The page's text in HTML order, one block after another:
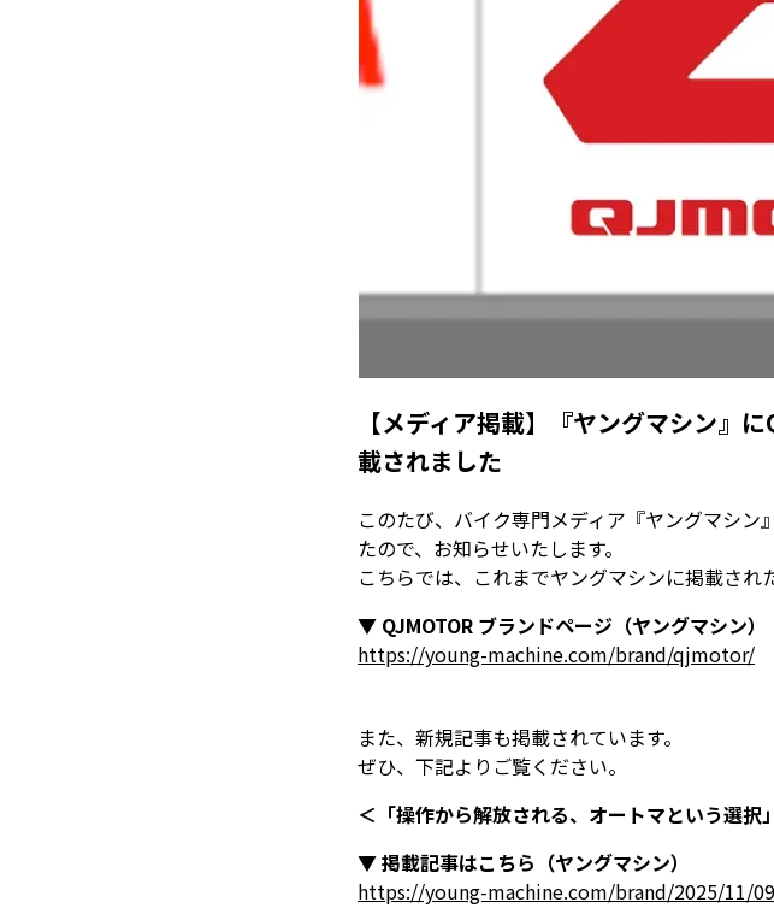
【メディア掲載】『ヤングマシン』
載されました
このたび、バイク専門メディア『ヤングマシ
たので、お知らせいたします。
こちらでは、これまでヤングマシンに掲載され
▼ QJMOTOR ブランドページ（ヤングマシン）
https://young-machine.com/brand/qjmotor/
また、新規記事も掲載されています。
ぜひ、下記よりご覧ください。
＜「操作から解放される、オートマという選
▼ 掲載記事はこちら（ヤングマシン）
https://young-machine.com/brand/2025/11/